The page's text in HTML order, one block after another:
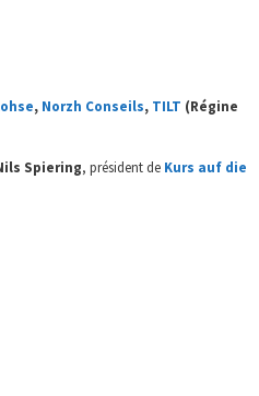
, Norzh Conseils, TILT (Régine
Spiering, président de Kurs auf die